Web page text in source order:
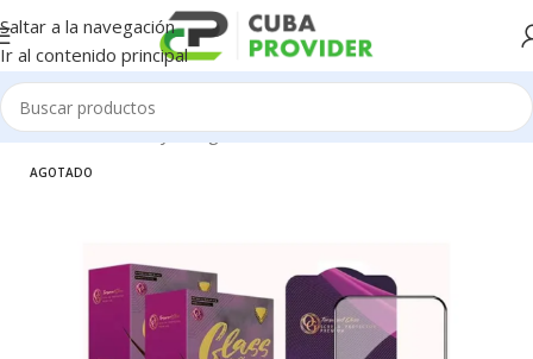
Saltar a la navegación
Ir al contenido principal
Inicio/Accesorios y Gadgets/Micas de Cristal
AGOTADO